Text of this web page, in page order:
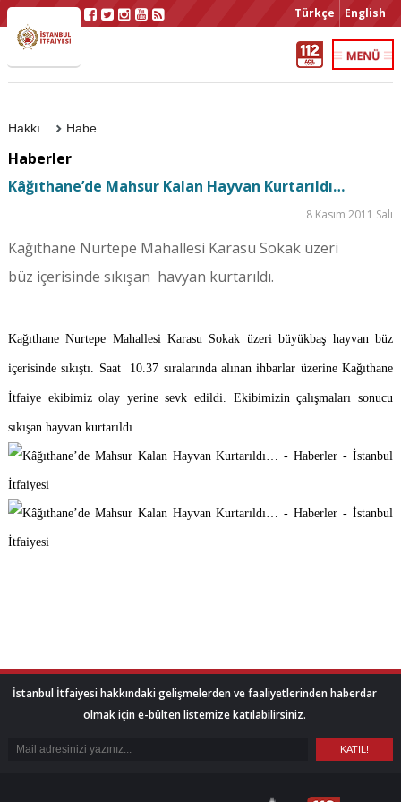
Türkçe English
Haberler
Haberler
Kâğıthane’de Mahsur Kalan Hayvan Kurtarıldı…
8 Kasım 2011 Salı
Kağıthane Nurtepe Mahallesi Karasu Sokak üzeri
büz içerisinde sıkışan havyan kurtarıldı.
Kağıthane Nurtepe Mahallesi Karasu Sokak üzeri büyükbaş hayvan büz
içerisinde sıkıştı. Saat 10.37 sıralarında alınan ihbarlar üzerine Kağıthane
İtfaiye ekibimiz olay yerine sevk edildi. Ekibimizin çalışmaları sonucu
sıkışan hayvan kurtarıldı.
İstanbul İtfaiyesi hakkındaki gelişmelerden ve faaliyetlerinden haberdar
olmak için e-bülten listemize katılabilirsiniz.